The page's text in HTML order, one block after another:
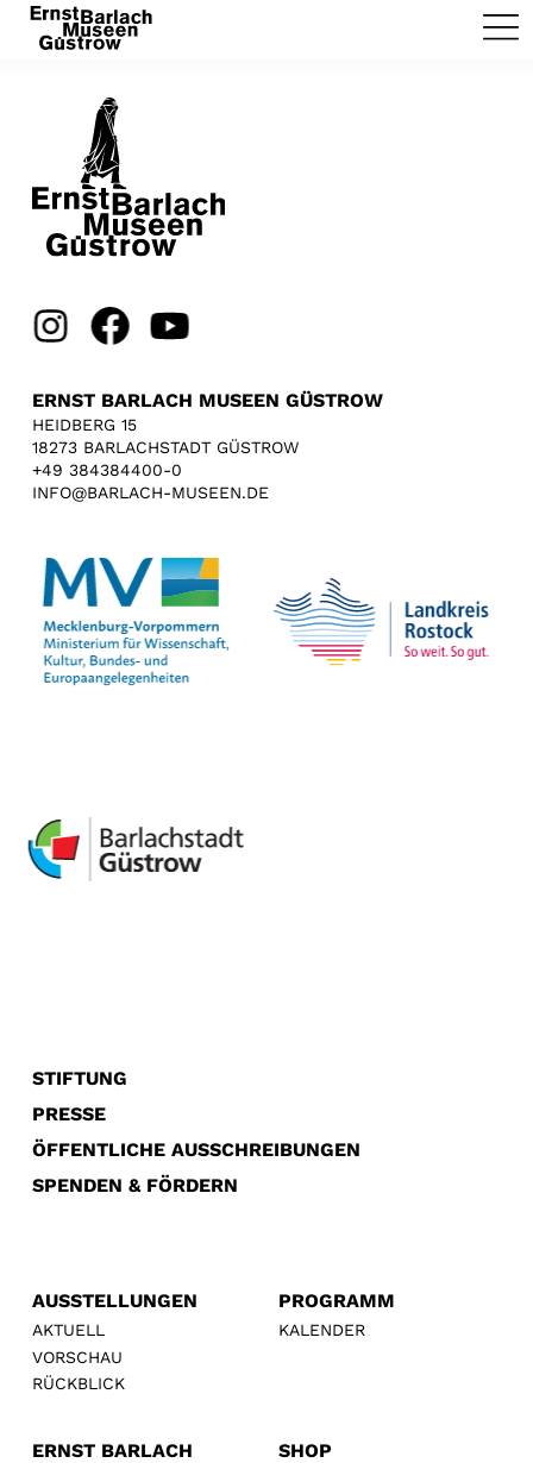
ERNST BARLACH MUSEEN GÜSTROW
HEIDBERG 15
18273 BARLACHSTADT GÜSTROW
+49 384384400-0
INFO@BARLACH-MUSEEN.DE
STIFTUNG
PRESSE
ÖFFENTLICHE AUSSCHREIBUNGEN
SPENDEN & FÖRDERN
AUSSTELLUNGEN
AKTUELL
VORSCHAU
RÜCKBLICK
PROGRAMM
KALENDER
ERNST BARLACH SHOP